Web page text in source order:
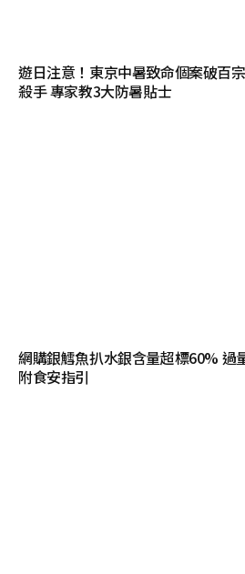
遊日注意！東京中暑致命個案破百
殺手 專家教3大防暑貼士
網購銀鱈魚扒水銀含量超標60% 過
附食安指引